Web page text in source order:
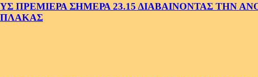
ΣΗΜΕΡΑ 23.15 ΔΙΑΒΑΙΝΟΝΤΑΣ ΤΗΝ
ΠΛΑΚΑΣ